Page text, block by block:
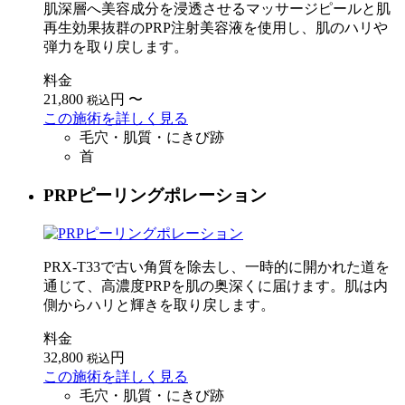
肌深層へ美容成分を浸透させるマッサージピールと肌
再生効果抜群のPRP注射美容液を使用し、肌のハリや
弾力を取り戻します。
料金
21,800 税込 円 〜
この施術を詳しく見る
毛穴・肌質・にきび跡
首
PRPピーリングポレーション
PRX-T33で古い角質を除去し、一時的に開かれた道を
通じて、高濃度PRPを肌の奥深くに届けます。肌は内
側からハリと輝きを取り戻します。
料金
32,800 税込 円
この施術を詳しく見る
毛穴・肌質・にきび跡